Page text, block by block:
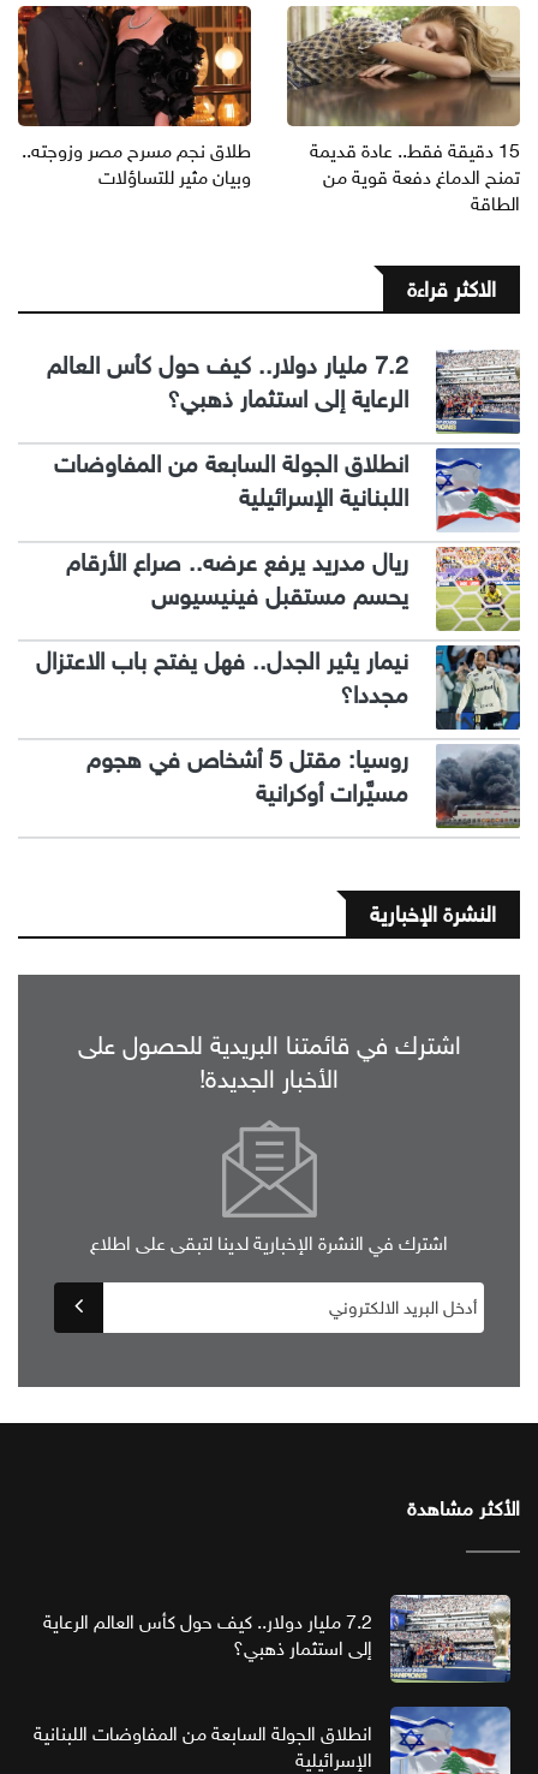
15 دقيقة فقط.. عادة قديمة
تمنح الدماغ دفعة قوية من
الطاقة
طلاق نجم مسرح مصر وزوجته..
وبيان مثير للتساؤلات
الاكثر قراءة
7.2 مليار دولار.. كيف حول كأس العالم
الرعاية إلى استثمار ذهبي؟
انطلاق الجولة السابعة من المفاوضات
اللبنانية الإسرائيلية
ريال مدريد يرفع عرضه.. صراع الأرقام
يحسم مستقبل فينيسيوس
نيمار يثير الجدل.. فهل يفتح باب الاعتزال
مجددا؟
روسيا: مقتل 5 أشخاص في هجوم
مسيَّرات أوكرانية
النشرة الإخبارية
اشترك في قائمتنا البريدية للحصول على
الأخبار الجديدة!
اشترك في النشرة الإخبارية لدينا لتبقى على اطلاع
الأكثر مشاهدة
7.2 مليار دولار.. كيف حول كأس العالم الرعاية
إلى استثمار ذهبي؟
انطلاق الجولة السابعة من المفاوضات اللبنانية
الإسرائيلية